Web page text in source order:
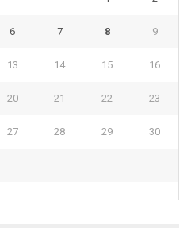
6 7 8 9
13 14 15 16
20 21 22 23
27 28 29 30